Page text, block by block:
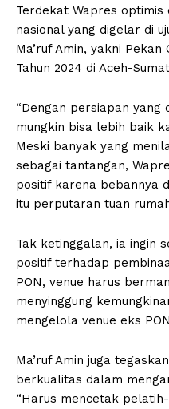
Terdekat Wapres
nasional yang digelar di
Ma’ruf Amin, yakni Pekan
Tahun 2024 di Aceh-
“Dengan persiapan yang
mungkin bisa lebih baik
Meski banyak yang
sebagai tantangan,
positif karena bebannya
itu perputaran tuan
Tak ketinggalan, ia ingin
positif terhadap
PON, venue harus
menyinggung
mengelola venue eks
Ma’ruf Amin juga
berkualitas dalam
“Harus mencetak